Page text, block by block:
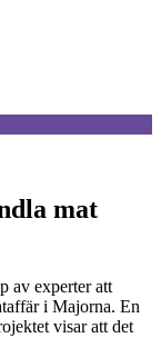
mat
av experter att
i Majorna. En
visar att det